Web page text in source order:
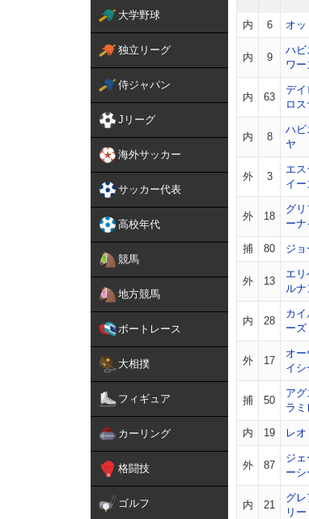
大学野球
独立リーグ
侍ジャパン
Jリーグ
海外サッカー
サッカー代表
高校年代
競馬
地方競馬
ボートレース
大相撲
フィギュア
カーリング
格闘技
ゴルフ
内 6 オ
内 9
ハビ
ワー
内 63
デイ
ロ
内 8
ハビ
ヤ
外 3
エ
イー
外 18
グリ
ーナ
捕 80 ジョ
外 13
エ
ルナ
内 28
カイ
ーズ
外 17
オ
イシ
捕 50
アグ
ラミ
内 19 レ
外 87
ジ
ーシ
内 21
グ
リー